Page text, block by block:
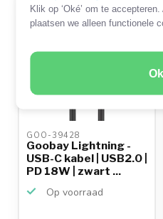
Klik op ‘Oké’ om te
plaatsen we alleen functionele
GOO-39428
Goobay Lightning -
USB-C kabel | USB2.0 |
PD 18W | zwart ...
Op voorraad